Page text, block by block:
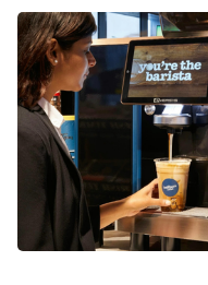
Дизайн